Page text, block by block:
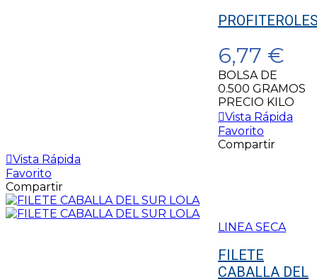
6,77 €
BOLSA DE
0.500 GRAMOS
PRECIO KILO
Vista Rápida
Favorito
Compartir
Vista Rápida
Favorito
Compartir
LINEA SECA
FILETE
CABALLA DEL